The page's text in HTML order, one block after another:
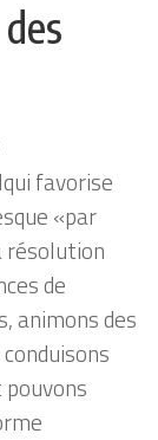
favorise
«par
résolution
de
animons des